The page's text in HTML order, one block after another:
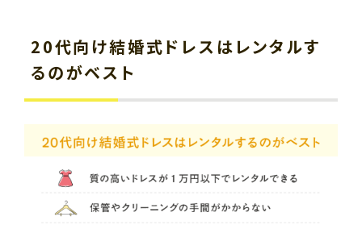
20代向け結婚式ドレスはレンタルす
るのがベスト